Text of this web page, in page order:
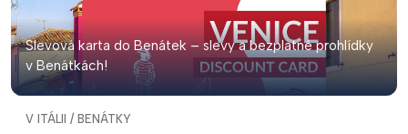
Slevová karta do Benátek – slevy a bezplatné prohlídky
v Benátkách!
V ITÁLII / BENÁTKY